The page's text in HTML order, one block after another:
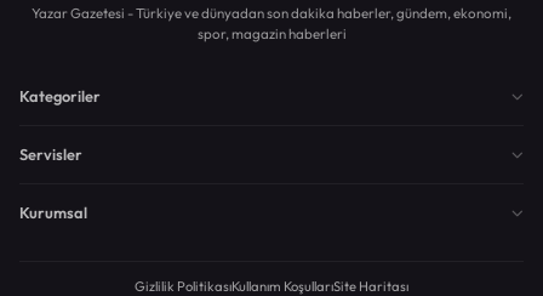
Yazar Gazetesi - Türkiye ve dünyadan son dakika haberler, gündem, ekonomi,
spor, magazin haberleri
Kategoriler
Servisler
Kurumsal
Gizlilik PolitikasıKullanım KoşullarıSite Haritası